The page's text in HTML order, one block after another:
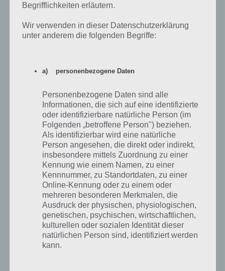
App herunterladen
Uns konnte Zlatan Legends überzeugen. Sowohl das Gameplay, als
auch die Grafik und die Möglichkeiten überzeugen. Wer mag, kann
zu erreichen und so einen neuen Rekord aufzustellen, kann fesseln.
Negativ zu erwähnen ist die grafische Benutzeroberfläche, die
ziemlich überladen daherkommt. Das Tutorial kann leider auch nicht
alle Fragen beantworten. Zudem ist Zlatan Legends nur auf Englisch
verfügbar, sodass du über Englischkenntnisse verfügen solltest, um
alles genau zu verstehen. Weiterhin benötigst du über 1GB
Speicherplatz auf deinem Gerät.
Zlatan Legends für iPhone, iPad und iPod
touch im iTunes App Store
Im iTunes App Store ist Zlatan Legends für iPhone, iPad und iPod
touch verfügbar. iOS 8 oder neuer ist dabei erforderlich. Mit 4,5
Begrifflichkeiten erläutern.
Wir verwenden in dieser Datenschutzerklärung
unter anderem die folgenden Begriffe:
a) personenbezogene Daten
Personenbezogene Daten sind alle
Informationen, die sich auf eine identifizierte
oder identifizierbare natürliche Person (im
Folgenden „betroffene Person") beziehen.
Als identifizierbar wird eine natürliche
Person angesehen, die direkt oder indirekt,
insbesondere mittels Zuordnung zu einer
Kennung wie einem Namen, zu einer
Kennnummer, zu Standortdaten, zu einer
Online-Kennung oder zu einem oder
mehreren besonderen Merkmalen, die
Ausdruck der physischen, physiologischen,
genetischen, psychischen, wirtschaftlichen,
kulturellen oder sozialen Identität dieser
natürlichen Person sind, identifiziert werden
kann.